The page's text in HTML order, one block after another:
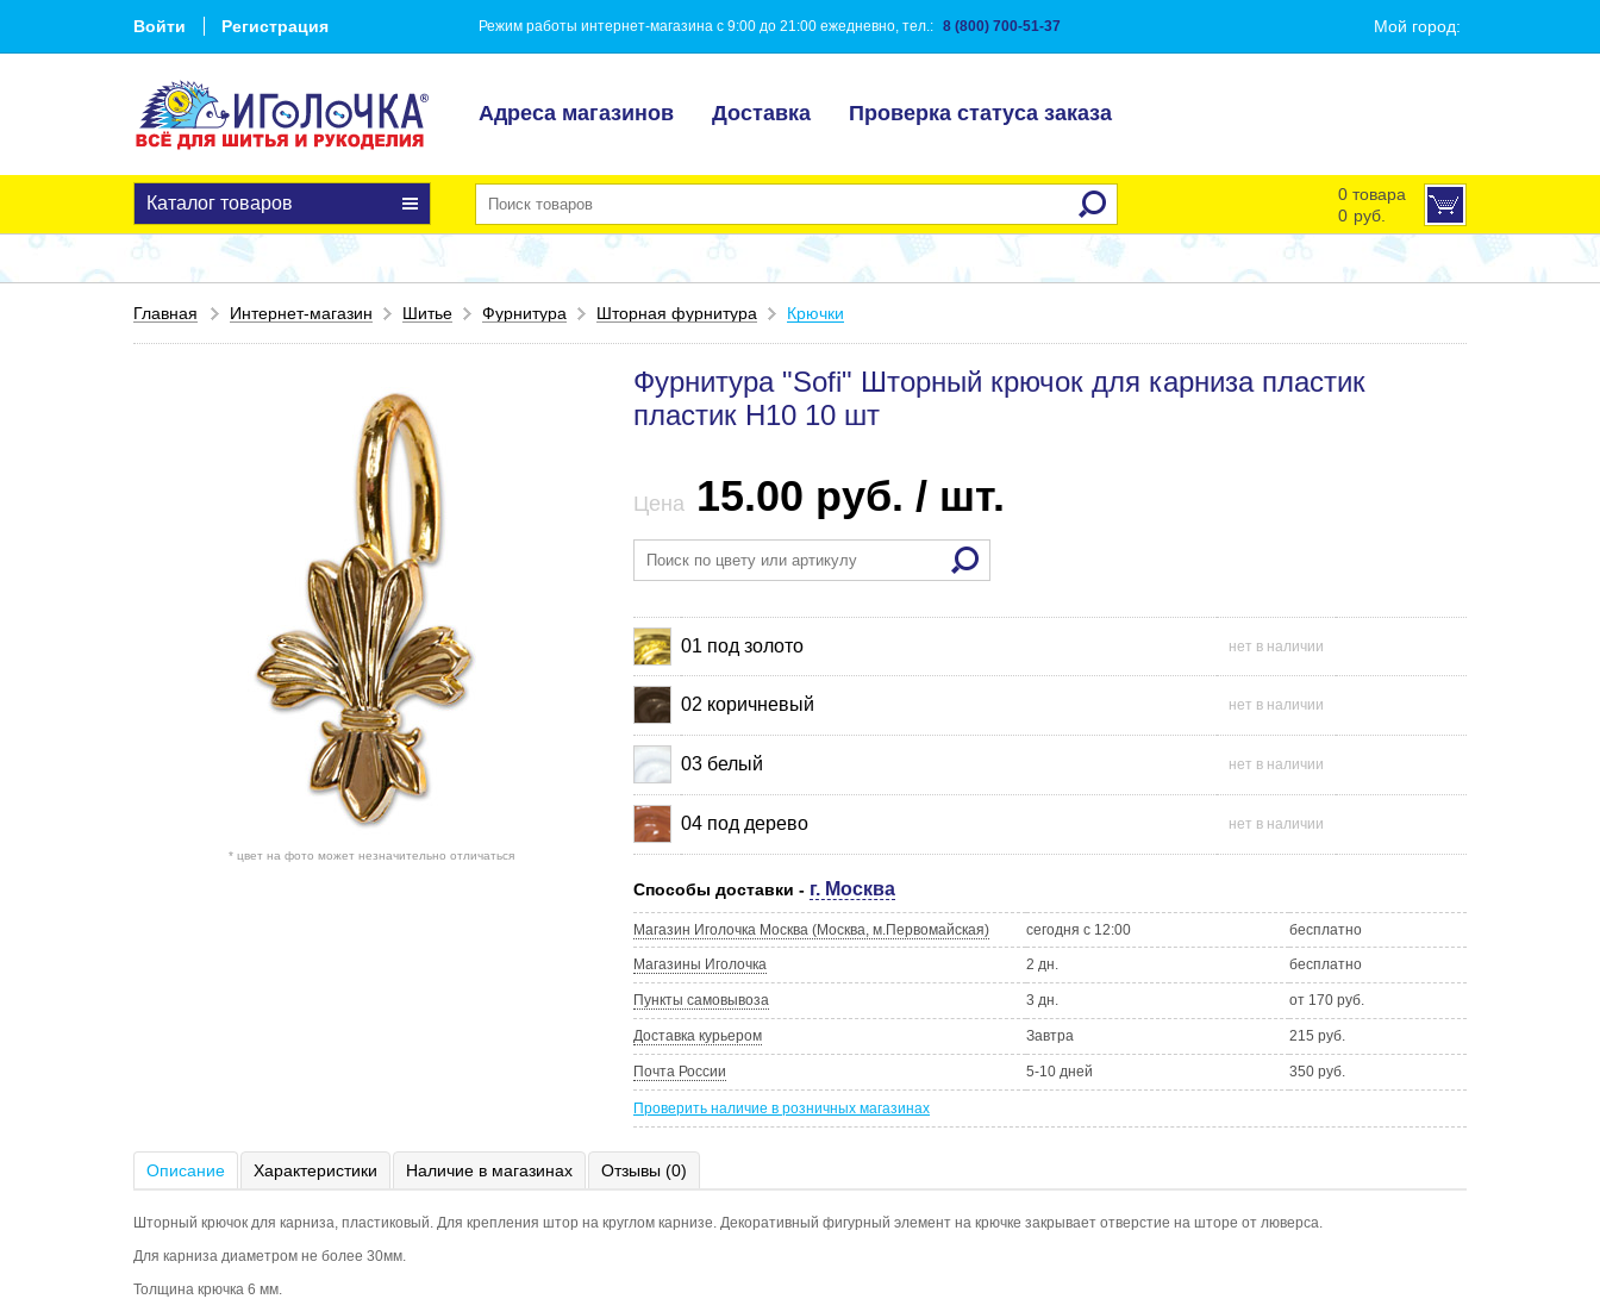
Войти Регистрация Режим работы интернет-магазина с 9:00 до 21:00 ежедневно, тел.: 8 (800) 700-51-37 Мой город:
Адреса магазинов Доставка Проверка статуса заказа
Каталог товаров
0 товара
0 руб.
Главная Интернет-магазин Шитье Фурнитура Шторная фурнитура Крючки
* цвет на фото может незначительно отличаться
Фурнитура "Sofi" Шторный крючок для карниза пластик
пластик H10 10 шт
Цена 15.00 руб. / шт.
01 под золото нет в наличии
02 коричневый нет в наличии
03 белый нет в наличии
04 под дерево нет в наличии
Способы доставки - г. Москва
Магазин Иголочка Москва (Москва, м.Первомайская) сегодня с 12:00 бесплатно
Магазины Иголочка 2 дн. бесплатно
Пункты самовывоза 3 дн. от 170 руб.
Доставка курьером Завтра 215 руб.
Почта России 5-10 дней 350 руб.
Проверить наличие в розничных магазинах
Описание Характеристики Наличие в магазинах Отзывы (0)
Шторный крючок для карниза, пластиковый. Для крепления штор на круглом карнизе. Декоративный фигурный элемент на крючке закрывает отверстие на шторе от люверса.
Для карниза диаметром не более 30мм.
Толщина крючка 6 мм.